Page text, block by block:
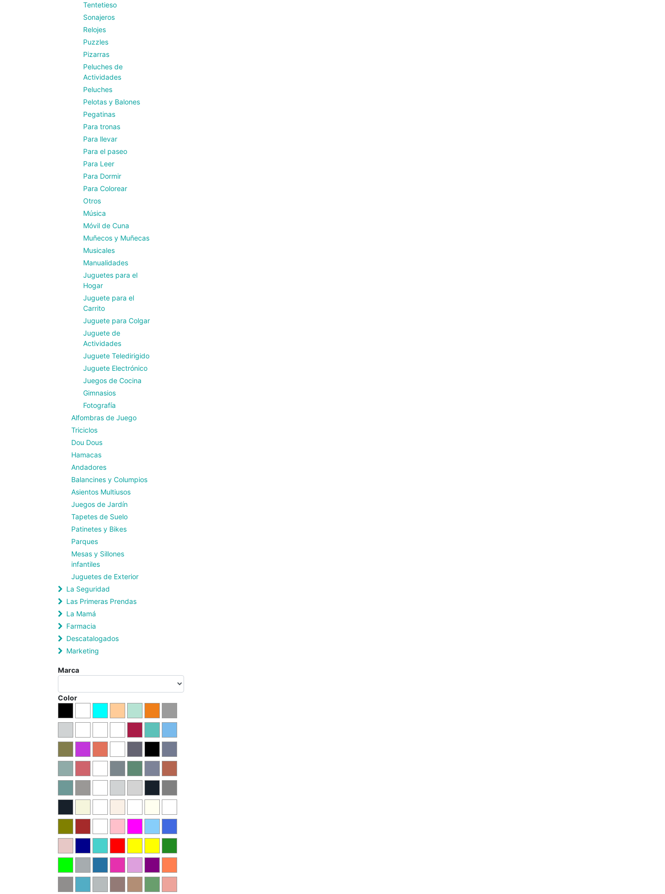
Tentetieso
Sonajeros
Relojes
Puzzles
Pizarras
Peluches de
Actividades
Peluches
Pelotas y Balones
Pegatinas
Para tronas
Para llevar
Para el paseo
Para Leer
Para Dormir
Para Colorear
Otros
Música
Móvil de Cuna
Muñecos y Muñecas
Musicales
Manualidades
Juguetes para el
Hogar
Juguete para el
Carrito
Juguete para Colgar
Juguete de
Actividades
Juguete Teledirigido
Juguete Electrónico
Juegos de Cocina
Gimnasios
Fotografía
Alfombras de Juego
Triciclos
Dou Dous
Hamacas
Andadores
Balancines y Columpios
Asientos Multiusos
Juegos de Jardín
Tapetes de Suelo
Patinetes y Bikes
Parques
Mesas y Sillones
infantiles
Juguetes de Exterior
La Seguridad
Las Primeras Prendas
La Mamá
Farmacia
Descatalogados
Marketing
Marca
Color